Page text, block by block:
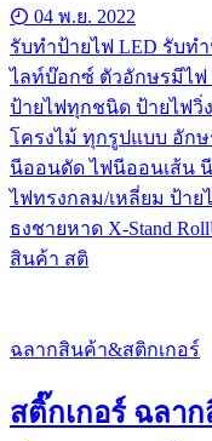
04 พ.ย. 2022
รับทําป้ายไฟ LED รับท
ไลท์บ๊อกซ์ ตัวอักษรมีไฟ
ป้ายไฟทุกชนิด ป้ายไฟวิ่
โครงไม้ ทุกรูปแบบ อัก
นีออนดัด ไฟนีออนเส้น
ไฟทรงกลม/เหลี่ยม ป้าย
ธงชายหาด X-Stand
สินค้า สติ
ฉลากสินค้า&สติกเกอร์
สติ๊กเกอร์ ฉลา